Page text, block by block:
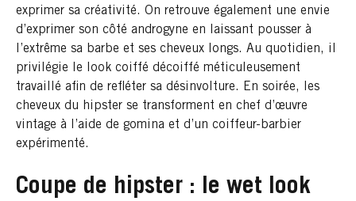
exprimer sa créativité. On retrouve également une envie
d’exprimer son côté androgyne en laissant pousser à
l’extrême sa barbe et ses cheveux longs. Au quotidien, il
privilégie le look coiffé décoiffé méticuleusement
travaillé afin de refléter sa désinvolture. En soirée, les
cheveux du hipster se transforment en chef d’œuvre
vintage à l’aide de gomina et d’un coiffeur-barbier
expérimenté.
Coupe de hipster : le wet look